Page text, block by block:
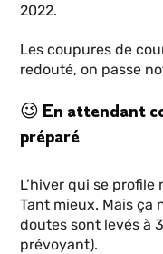
2022.
Les coupures de
redouté, on passe
😉 En attendant
préparé
L’hiver qui se profile
Tant mieux. Mais ça
doutes sont levés à
prévoyant).